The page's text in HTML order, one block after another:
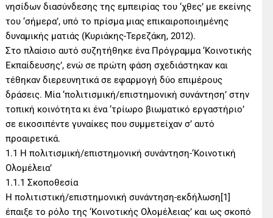
νησίδων διασύνδεσης της εμπειρίας του ‘χθες’ με εκείνης
του ‘σήμερα’, υπό το πρίσμα μιας επικαιροποιημένης
δυναμικής ματιάς (Κυριάκης-Τερεζάκη, 2012).
Στο πλαίσιο αυτό συζητήθηκε ένα Πρόγραμμα ‘Κοινοτικής
Εκπαίδευσης’, ενώ σε πρώτη φάση σχεδιάστηκαν και
τέθηκαν διερευνητικά σε εφαρμογή δύο επιμέρους
δράσεις. Μία ‘πολιτισμική/επιστημονική συνάντηση’ στην
τοπική κοινότητα κι ένα ‘τρίωρο βιωματικό εργαστήριο’
σε εικοσιπέντε γυναίκες που συμμετείχαν σ’ αυτό
προαιρετικά.
1.1 Η πολιτισμική/επιστημονική συνάντηση-‘Κοινοτική
Ολομέλεια’
1.1.1 Σκοποθεσία
Η πολιτιστική/επιστημονική συνάντηση-εκδήλωση[1]
έπαιξε το ρόλο της ‘Κοινοτικής Ολομέλειας’ και ως σκοπό